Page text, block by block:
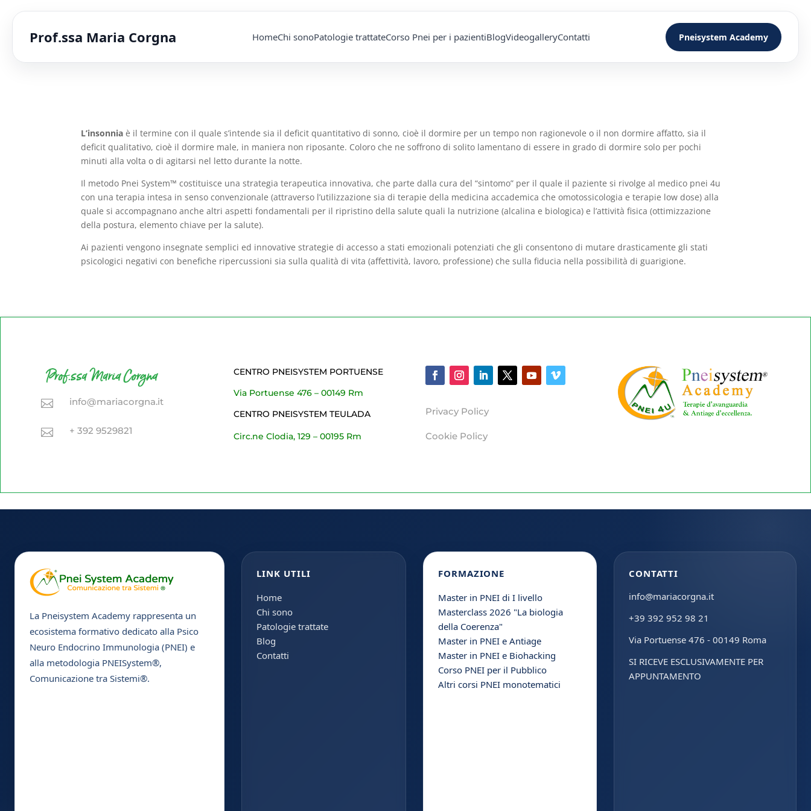
Prof.ssa Maria Corgna HomeChi sonoPatologie trattateCorso Pnei per i pazientiBlogVideogalleryContatti Pneisystem Academy
L’insonnia è il termine con il quale s’intende sia il deficit quantitativo di sonno, cioè il dormire per un tempo non ragionevole o il non dormire affatto, sia il
deficit qualitativo, cioè il dormire male, in maniera non riposante. Coloro che ne soffrono di solito lamentano di essere in grado di dormire solo per pochi
minuti alla volta o di agitarsi nel letto durante la notte.
Il metodo Pnei System™ costituisce una strategia terapeutica innovativa, che parte dalla cura del “sintomo” per il quale il paziente si rivolge al medico pnei 4u
con una terapia intesa in senso convenzionale (attraverso l’utilizzazione sia di terapie della medicina accademica che omotossicologia e terapie low dose) alla
quale si accompagnano anche altri aspetti fondamentali per il ripristino della salute quali la nutrizione (alcalina e biologica) e l’attività fisica (ottimizzazione
della postura, elemento chiave per la salute).
Ai pazienti vengono insegnate semplici ed innovative strategie di accesso a stati emozionali potenziati che gli consentono di mutare drasticamente gli stati
psicologici negativi con benefiche ripercussioni sia sulla qualità di vita (affettività, lavoro, professione) che sulla fiducia nella possibilità di guarigione.
 info@mariacorgna.it
 + 392 9529821
CENTRO PNEISYSTEM PORTUENSE
Via Portuense 476 – 00149 Rm
CENTRO PNEISYSTEM TEULADA
Circ.ne Clodia, 129 – 00195 Rm
Privacy Policy
Cookie Policy
La Pneisystem Academy rappresenta un
ecosistema formativo dedicato alla Psico
Neuro Endocrino Immunologia (PNEI) e
alla metodologia PNEISystem®,
Comunicazione tra Sistemi®.
LINK UTILI
Home
Chi sono
Patologie trattate
Blog
Contatti
FORMAZIONE
Master in PNEI di I livello
Masterclass 2026 "La biologia
della Coerenza"
Master in PNEI e Antiage
Master in PNEI e Biohacking
Corso PNEI per il Pubblico
Altri corsi PNEI monotematici
CONTATTI
info@mariacorgna.it
+39 392 952 98 21
Via Portuense 476 - 00149 Roma
SI RICEVE ESCLUSIVAMENTE PER
APPUNTAMENTO